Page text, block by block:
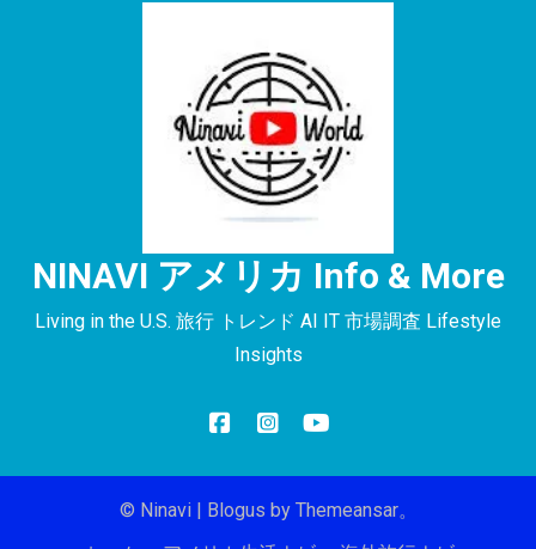
NINAVI アメリカ Info & More
Living in the U.S. 旅行 トレンド AI IT 市場調査 Lifestyle
Insights
© Ninavi | Blogus by Themeansar。